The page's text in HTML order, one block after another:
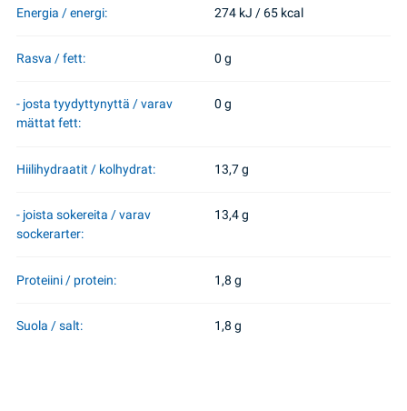
Energia / energi: 274 kJ / 65 kcal
Rasva / fett: 0 g
- josta tyydyttynyttä / varav
mättat fett:
0 g
Hiilihydraatit / kolhydrat: 13,7 g
- joista sokereita / varav
sockerarter:
13,4 g
Proteiini / protein: 1,8 g
Suola / salt: 1,8 g